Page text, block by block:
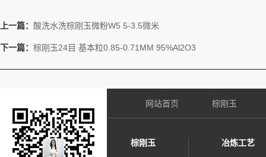
上一篇： 酸洗水洗棕刚玉微粉W5 5-3.5微米
下一篇： 棕刚玉24目 基本粒0.85-0.71MM 95%Al2O3
网站首页 棕刚玉
棕刚玉 冶炼工艺